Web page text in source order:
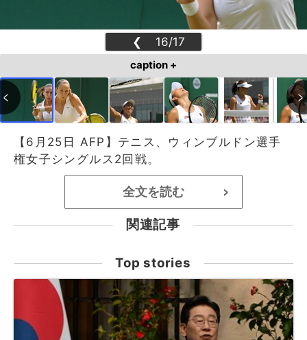
❮
16/17
❯
caption +
【6月25日 AFP】テニス、ウィンブルドン選手
権女子シングルス2回戦。
全文を読む >
関連記事
Top stories